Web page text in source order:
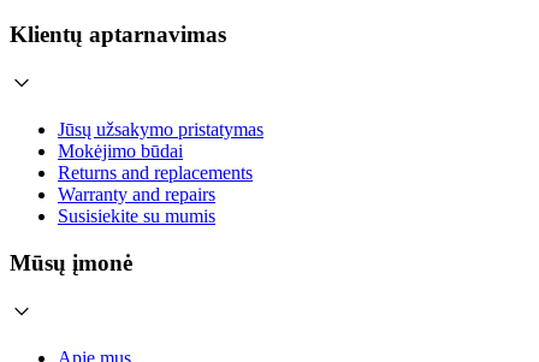
Klientų aptarnavimas
Jūsų užsakymo pristatymas
Mokėjimo būdai
Returns and replacements
Warranty and repairs
Susisiekite su mumis
Mūsų įmonė
Apie mus